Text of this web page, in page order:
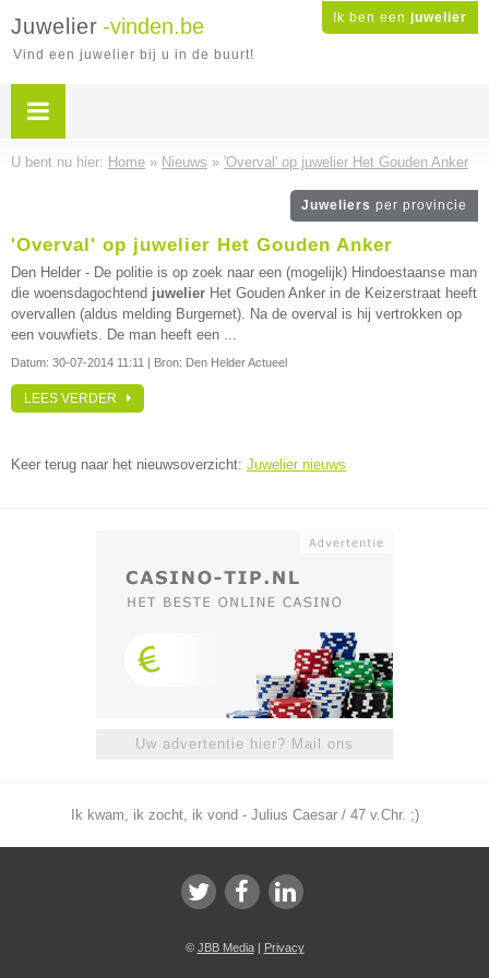
Ik ben een juwelier
Juwelier -vinden.be
Vind een juwelier bij u in de buurt!
U bent nu hier: Home » Nieuws » 'Overval' op juwelier Het Gouden Anker
Juweliers per provincie
'Overval' op juwelier Het Gouden Anker
Den Helder - De politie is op zoek naar een (mogelijk) Hindoestaanse man
die woensdagochtend juwelier Het Gouden Anker in de Keizerstraat heeft
overvallen (aldus melding Burgernet). Na de overval is hij vertrokken op
een vouwfiets. De man heeft een ...
Datum: 30-07-2014 11:11 | Bron: Den Helder Actueel
LEES VERDER
Keer terug naar het nieuwsoverzicht: Juwelier nieuws
Uw advertentie hier? Mail ons
Ik kwam, ik zocht, ik vond - Julius Caesar / 47 v.Chr. ;)
© JBB Media| Privacy